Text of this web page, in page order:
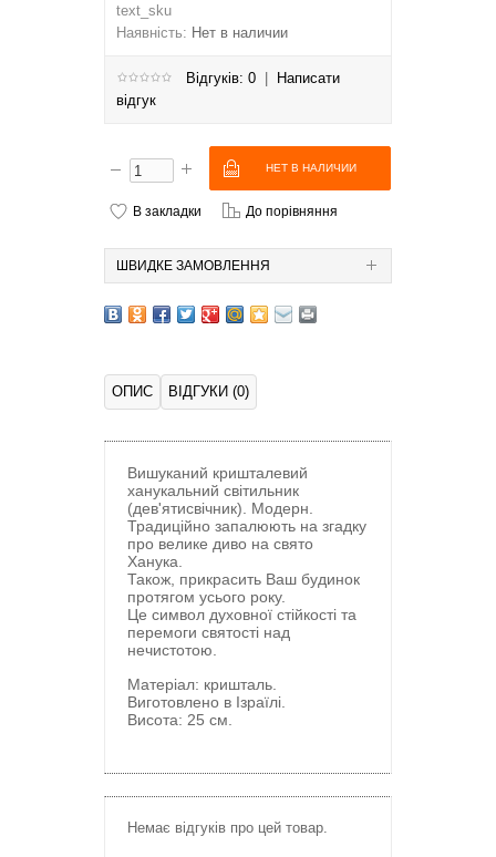
text_sku
Наявність: Нет в наличии
Відгуків: 0
Написати
відгук
В закладки До порівняння
ШВИДКЕ ЗАМОВЛЕННЯ
ОПИС ВІДГУКИ (0)
Вишуканий кришталевий
ханукальний світильник
(дев'ятисвічник). Модерн.
Традиційно запалюють на згадку
про велике диво на свято
Ханука.
Також, прикрасить Ваш будинок
протягом усього року.
Це символ духовної стійкості та
перемоги святості над
нечистотою.
Матеріал: кришталь.
Виготовлено в Ізраїлі.
Висота: 25 см.
Немає відгуків про цей товар.